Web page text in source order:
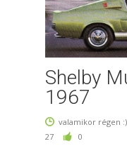
Shelby
1967
valamikor régen :)
27
0